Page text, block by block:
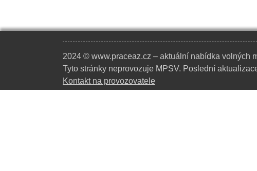
2024 © www.praceaz.cz – aktuální nabídka volných
Tyto stránky neprovozuje MPSV. Poslední
Kontakt na provozovatele